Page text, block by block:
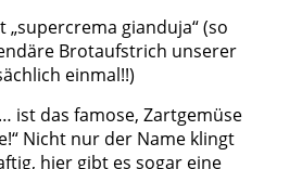
„supercrema gianduja“ (so
Brotaufstrich unserer
einmal!!)
ist das famose, Zartgemüse
Nicht nur der Name klingt
hier gibt es sogar eine